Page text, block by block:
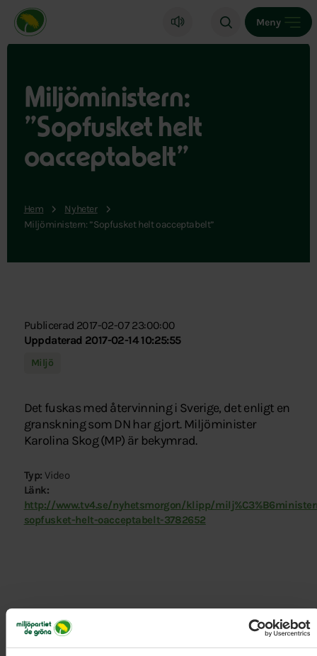
Miljöpartiet de gröna, startsida
Meny
Miljöministern:
”Sopfusket helt
oacceptabelt”
Hem
Nyheter
Miljöministern: ”Sopfusket helt oacceptabelt”
Publicerad 2017-02-07 23:00:00
Uppdaterad 2017-02-14 10:25:55
Miljö
Det fuskas med återvinning i Sverige, det enligt en
granskning som DN har gjort. Miljöminister
Karolina Skog (MP) är bekymrad.
Typ: Video
Länk:
http://www.tv4.se/nyhetsmorgon/klipp/
sopfusket-helt-oacceptabelt-3782652